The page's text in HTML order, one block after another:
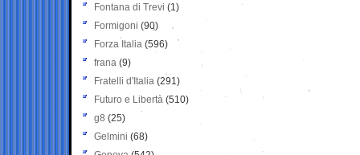
Fontana di Trevi (1)
Formigoni (90)
Forza Italia (596)
frana (9)
Fratelli d'Italia (291)
Futuro e Libertà (510)
g8 (25)
Gelmini (68)